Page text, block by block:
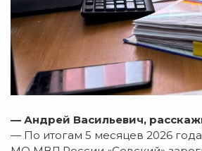
— Андрей Васильевич,
— По итогам 5 месяцев 2026